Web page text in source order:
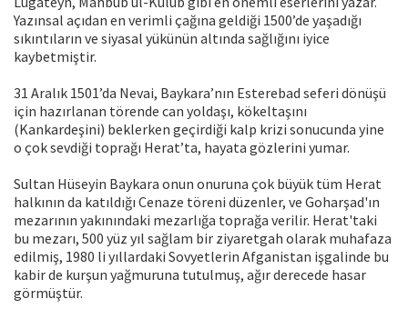
Yazınsal açıdan en verimli çağına geldiği 1500’de yaşadığı
sıkıntıların ve siyasal yükünün altında sağlığını iyice
kaybetmiştir.
31 Aralık 1501’da Nevai, Baykara’nın Esterebad seferi dönüşü
için hazırlanan törende can yoldaşı, kökeltaşını
(Kankardeşini) beklerken geçirdiği kalp krizi sonucunda yine
o çok sevdiği toprağı Herat’ta, hayata gözlerini yumar.
Sultan Hüseyin Baykara onun onuruna çok büyük tüm Herat
halkının da katıldığı Cenaze töreni düzenler, ve Goharşad'ın
mezarının yakınındaki mezarlığa toprağa verilir. Herat'taki
bu mezarı, 500 yüz yıl sağlam bir ziyaretgah olarak muhafaza
edilmiş, 1980 li yıllardaki Sovyetlerin Afganistan işgalinde bu
kabir de kurşun yağmuruna tutulmuş, ağır derecede hasar
görmüştür.